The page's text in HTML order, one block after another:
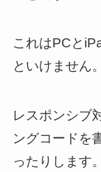
これはPCと
といけません。
レスポンシブ
ングコードを
ったりします。